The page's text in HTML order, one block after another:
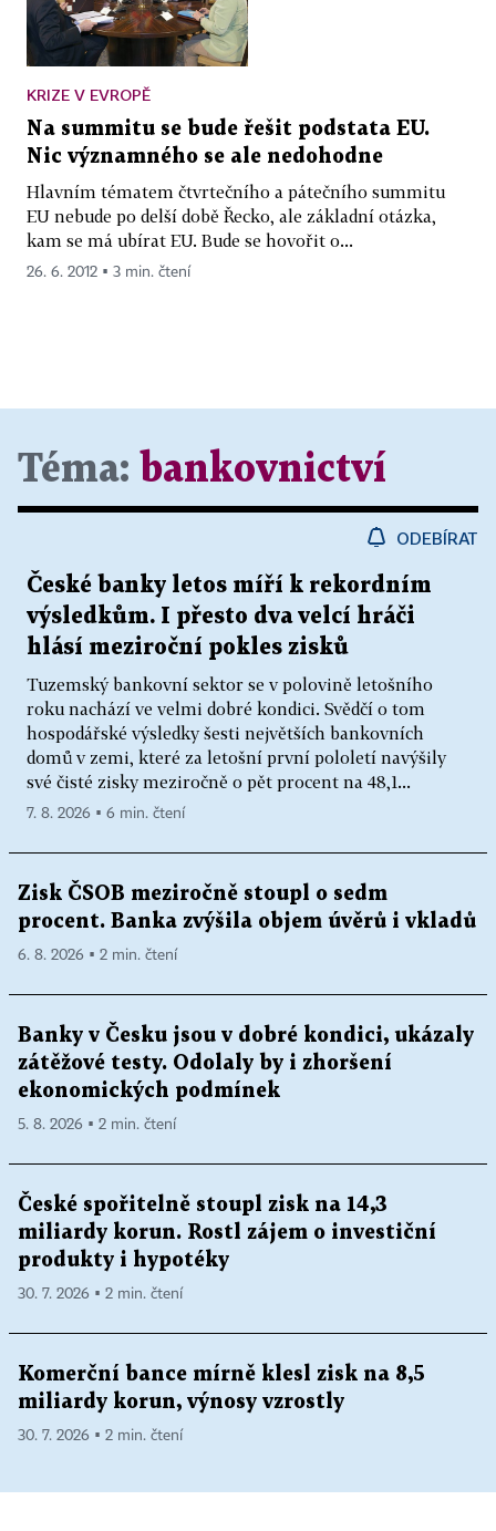
KRIZE V EVROPĚ
Na summitu se bude řešit podstata EU.
Nic významného se ale nedohodne
Hlavním tématem čtvrtečního a pátečního summitu
EU nebude po delší době Řecko, ale základní otázka,
kam se má ubírat EU. Bude se hovořit o...
26. 6. 2012 ▪ 3 min. čtení
Téma: bankovnictví
ODEBÍRAT
České banky letos míří k rekordním
výsledkům. I přesto dva velcí hráči
hlásí meziroční pokles zisků
Tuzemský bankovní sektor se v polovině letošního
roku nachází ve velmi dobré kondici. Svědčí o tom
hospodářské výsledky šesti největších bankovních
domů v zemi, které za letošní první pololetí navýšily
své čisté zisky meziročně o pět procent na 48,1...
7. 8. 2026 ▪ 6 min. čtení
Zisk ČSOB meziročně stoupl o sedm
procent. Banka zvýšila objem úvěrů i vkladů
6. 8. 2026 ▪ 2 min. čtení
Banky v Česku jsou v dobré kondici, ukázaly
zátěžové testy. Odolaly by i zhoršení
ekonomických podmínek
5. 8. 2026 ▪ 2 min. čtení
České spořitelně stoupl zisk na 14,3
miliardy korun. Rostl zájem o investiční
produkty i hypotéky
30. 7. 2026 ▪ 2 min. čtení
Komerční bance mírně klesl zisk na 8,5
miliardy korun, výnosy vzrostly
30. 7. 2026 ▪ 2 min. čtení